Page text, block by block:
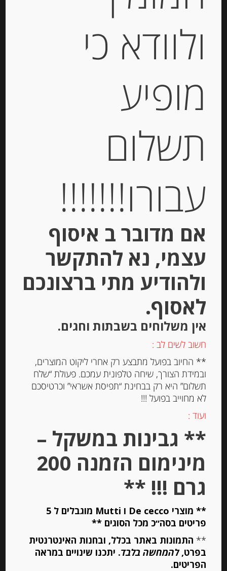
Tartufi”
-
יחידות
קרם אנשובי וטונה בנוסח סאן
סבאסטיאן “Olasagasti”
יחידות
הוספה לסל
ולוודא כי
מופיע
תשלום
עבורו!!!!!!!
אם מדובר ב איסוף
עצמי, נא להתקשר
ולהודיע מתי ברצונכם
לאסוף.
אין משלוחים בשבתות וחגים.
חשוב לשים לב :
** החיוב בפועל מתבצע רק אחרי ליקוט המוצרים,
ובמידת הצורך, שיחה טלפונית עמכם. פעולת “שלח
תשלום” היא רק בבחינת “תפיסת אשראי” וכרטיסכם
לא מחוייב בפועל !!!
ועוד :
** גבינות במשקל –
מינימום הזמנה 200
גרם !!! **
** מוצרי De cecco ו Mutti מוגבלים ל 5
פריטים בסה״כ מכל הסוגים **
** התמונות באתר בכלל, ובחנות האינטרנטית
בפרט,להמחשה בלבד. יתכנו שינויים במראה
הפריטים.